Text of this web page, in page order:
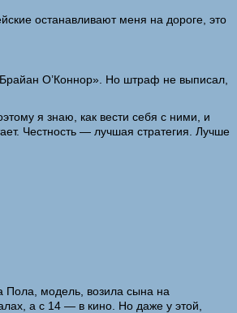
останавливают меня на дороге, это
О’Коннор». Но штраф не выписал,
я знаю, как вести себя с ними, и
Честность — лучшая стратегия. Лучше
Пола, модель, возила сына на
а с 14 — в кино. Но даже у этой,